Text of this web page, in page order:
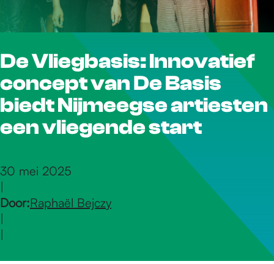
r
d
e
De Vliegbasis: Innovatief
concept van De Basis
biedt Nijmeegse artiesten
een vliegende start
30 mei 2025
|
Door:Raphaël Bejczy
|
|